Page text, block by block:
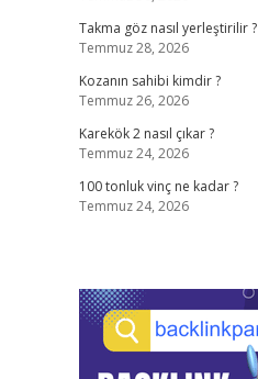
Takma göz nasıl yerleştirilir ?
Temmuz 28, 2026
Kozanın sahibi kimdir ?
Temmuz 26, 2026
Karekök 2 nasıl çıkar ?
Temmuz 24, 2026
100 tonluk vinç ne kadar ?
Temmuz 24, 2026